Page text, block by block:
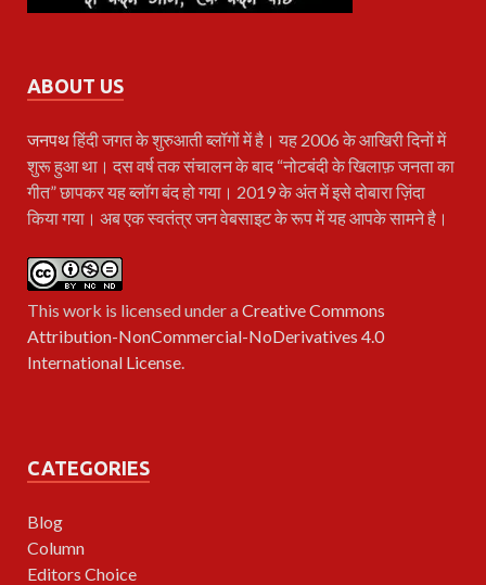
ABOUT US
जनपथहिंदी जगत के शुरुआती ब्लॉगों में है। यह 2006 के आखिरी दिनों में
शुरू हुआ था। दस वर्ष तक संचालन के बाद “नोटबंदी के खिलाफ़ जनता का
गीत” छापकर यह ब्लॉग बंद हो गया। 2019 के अंत में इसे दोबारा ज़िंदा
किया गया। अब एक स्वतंत्र जन वेबसाइट के रूप में यह आपके सामने है।
This work is licensed under aCreative Commons
Attribution-NonCommercial-NoDerivatives 4.0
International License.
CATEGORIES
Blog
Column
Editors Choice